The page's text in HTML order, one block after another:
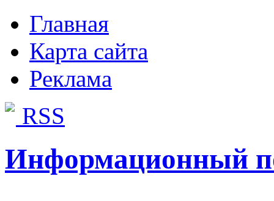
Главная
Карта сайта
Реклама
RSS
Информационный